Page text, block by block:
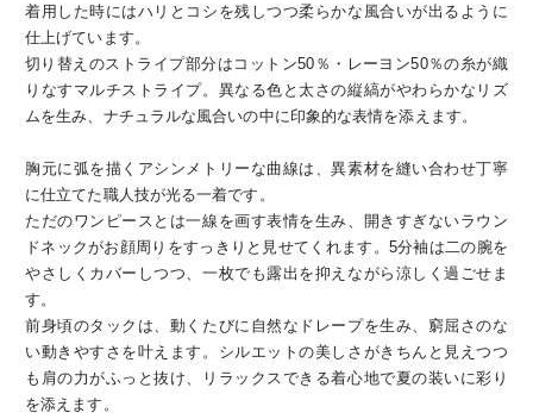
着用した時にはハリとコシを残しつつ柔らかな風合いが出るように
仕上げています。
切り替えのストライプ部分はコットン50％・レーヨン50％の糸が織
りなすマルチストライプ。異なる色と太さの縦縞がやわらかなリズ
ムを生み、ナチュラルな風合いの中に印象的な表情を添えます。
胸元に弧を描くアシンメトリーな曲線は、異素材を縫い合わせ丁寧
に仕立てた職人技が光る一着です。
ただのワンピースとは一線を画す表情を生み、開きすぎないラウン
ドネックがお顔周りをすっきりと見せてくれます。5分袖は二の腕を
やさしくカバーしつつ、一枚でも露出を抑えながら涼しく過ごせま
す。
前身頃のタックは、動くたびに自然なドレープを生み、窮屈さのな
い動きやすさを叶えます。シルエットの美しさがきちんと見えつつ
も肩の力がふっと抜け、リラックスできる着心地で夏の装いに彩り
を添えます。